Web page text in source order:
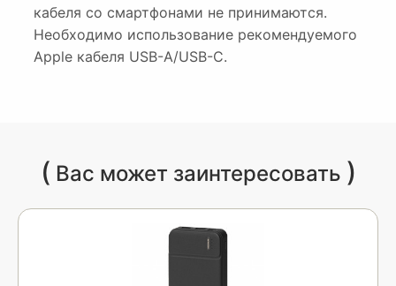
кабеля со смартфонами не принимаются.
Необходимо использование рекомендуемого
Apple кабеля USB-A/USB-C.
( Вас может заинтересовать )